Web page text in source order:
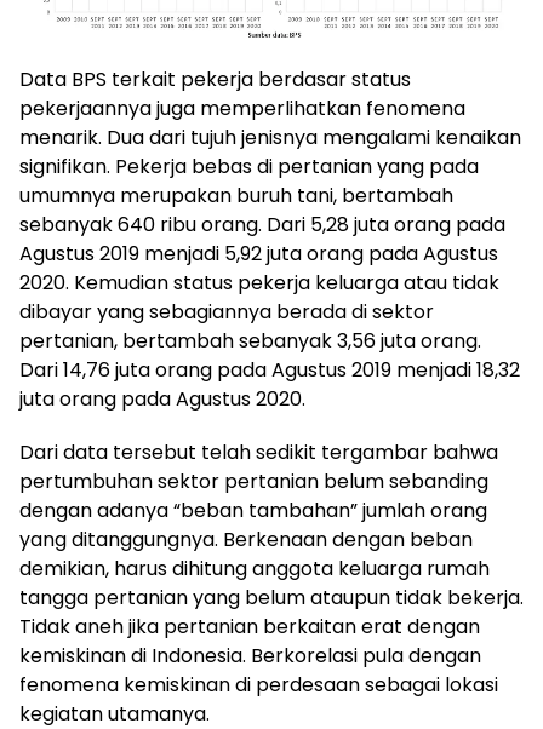
Data BPS terkait pekerja berdasar status
pekerjaannya juga memperlihatkan fenomena
menarik. Dua dari tujuh jenisnya mengalami kenaikan
signifikan. Pekerja bebas di pertanian yang pada
umumnya merupakan buruh tani, bertambah
sebanyak 640 ribu orang. Dari 5,28 juta orang pada
Agustus 2019 menjadi 5,92 juta orang pada Agustus
2020. Kemudian status pekerja keluarga atau tidak
dibayar yang sebagiannya berada di sektor
pertanian, bertambah sebanyak 3,56 juta orang.
Dari 14,76 juta orang pada Agustus 2019 menjadi 18,32
juta orang pada Agustus 2020.
Dari data tersebut telah sedikit tergambar bahwa
pertumbuhan sektor pertanian belum sebanding
dengan adanya “beban tambahan” jumlah orang
yang ditanggungnya. Berkenaan dengan beban
demikian, harus dihitung anggota keluarga rumah
tangga pertanian yang belum ataupun tidak bekerja.
Tidak aneh jika pertanian berkaitan erat dengan
kemiskinan di Indonesia. Berkorelasi pula dengan
fenomena kemiskinan di perdesaan sebagai lokasi
kegiatan utamanya.